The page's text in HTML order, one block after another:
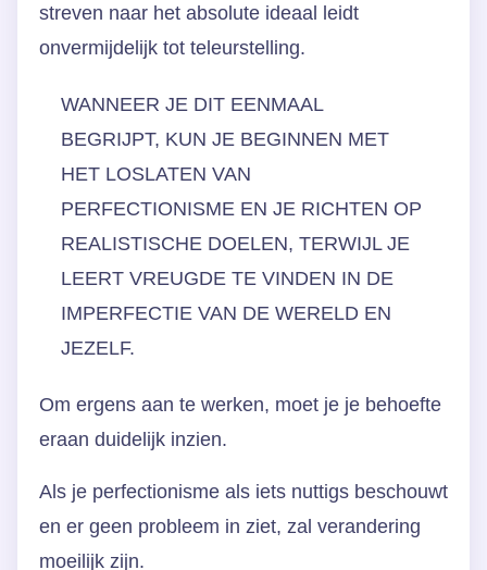
streven naar het absolute ideaal leidt
onvermijdelijk tot teleurstelling.
WANNEER JE DIT EENMAAL
BEGRIJPT, KUN JE BEGINNEN MET
HET LOSLATEN VAN
PERFECTIONISME EN JE RICHTEN OP
REALISTISCHE DOELEN, TERWIJL JE
LEERT VREUGDE TE VINDEN IN DE
IMPERFECTIE VAN DE WERELD EN
JEZELF.
Om ergens aan te werken, moet je je behoefte
eraan duidelijk inzien.
Als je perfectionisme als iets nuttigs beschouwt
en er geen probleem in ziet, zal verandering
moeilijk zijn.